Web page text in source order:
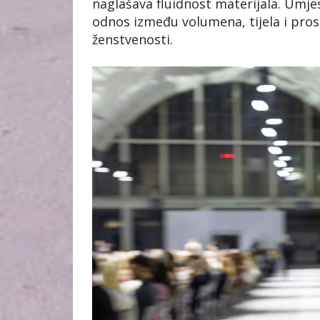
naglašava fluidnost materijala.
odnos između volumena, tijela i
ženstvenosti.